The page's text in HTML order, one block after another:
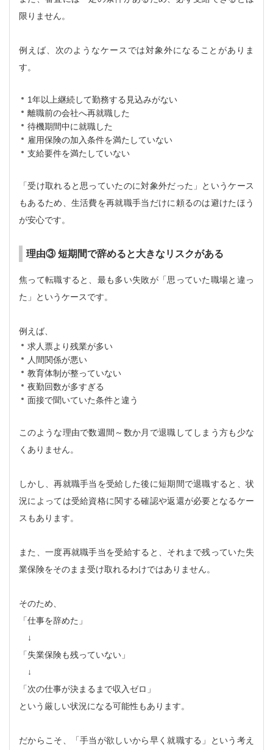
限りません。
例えば、次のようなケースでは対象外になることがありま
す。
1年以上継続して勤務する見込みがない
離職前の会社へ再就職した
待機期間中に就職した
雇用保険の加入条件を満たしていない
支給要件を満たしていない
「受け取れると思っていたのに対象外だった」というケース
もあるため、生活費を再就職手当だけに頼るのは避けたほう
が安心です。
理由③ 短期間で辞めると大きなリスクがある
焦って転職すると、最も多い失敗が「思っていた職場と違っ
た」というケースです。
例えば、
求人票より残業が多い
人間関係が悪い
教育体制が整っていない
夜勤回数が多すぎる
面接で聞いていた条件と違う
このような理由で数週間～数か月で退職してしまう方も少な
くありません。
しかし、再就職手当を受給した後に短期間で退職すると、状
況によっては受給資格に関する確認や返還が必要となるケー
スもあります。
また、一度再就職手当を受給すると、それまで残っていた失
業保険をそのまま受け取れるわけではありません。
そのため、
「仕事を辞めた」
↓
「失業保険も残っていない」
↓
「次の仕事が決まるまで収入ゼロ」
という厳しい状況になる可能性もあります。
だからこそ、「手当が欲しいから早く就職する」という考え